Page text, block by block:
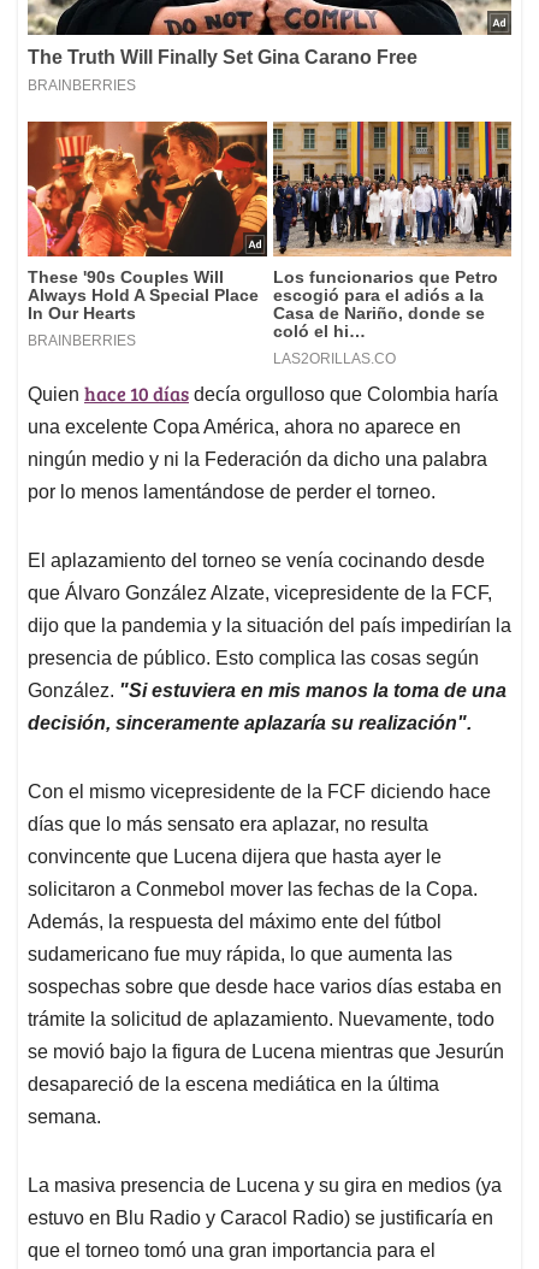
Quien hace 10 días decía orgulloso que Colombia haría
una excelente Copa América, ahora no aparece en
ningún medio y ni la Federación da dicho una palabra
por lo menos lamentándose de perder el torneo.
El aplazamiento del torneo se venía cocinando desde
que Álvaro González Alzate, vicepresidente de la FCF,
dijo que la pandemia y la situación del país impedirían la
presencia de público. Esto complica las cosas según
González. "Si estuviera en mis manos la toma de una
decisión, sinceramente aplazaría su realización".
Con el mismo vicepresidente de la FCF diciendo hace
días que lo más sensato era aplazar, no resulta
convincente que Lucena dijera que hasta ayer le
solicitaron a Conmebol mover las fechas de la Copa.
Además, la respuesta del máximo ente del fútbol
sudamericano fue muy rápida, lo que aumenta las
sospechas sobre que desde hace varios días estaba en
trámite la solicitud de aplazamiento. Nuevamente, todo
se movió bajo la figura de Lucena mientras que Jesurún
desapareció de la escena mediática en la última
semana.
La masiva presencia de Lucena y su gira en medios (ya
estuvo en Blu Radio y Caracol Radio) se justificaría en
que el torneo tomó una gran importancia para el